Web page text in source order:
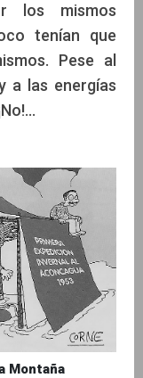
los mismos
tenían que
Pese al
a las energías
Montaña